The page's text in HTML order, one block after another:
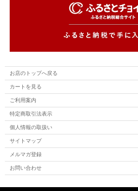
お店のトップへ戻る
カートを見る
ご利用案内
特定商取引法表示
個人情報の取扱い
サイトマップ
メルマガ登録
お問い合わせ